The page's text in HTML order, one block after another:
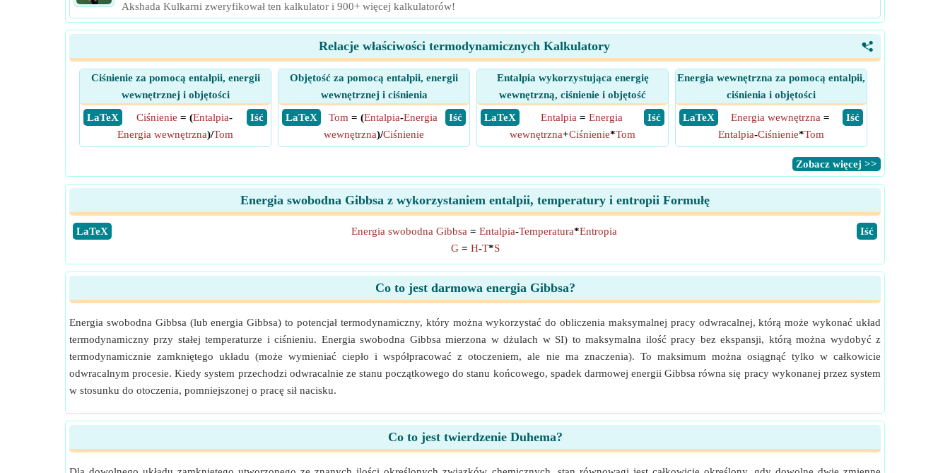
Akshada Kulkarni zweryfikował ten kalkulator i 900+ więcej kalkulatorów!
<
Relacje właściwości termodynamicznych Kalkulatory
Ciśnienie za pomocą entalpii, energii
wewnętrznej i objętości
​ LaTeX
​ Iść
Ciśnienie = (Entalpia-
Energia wewnętrzna)/Tom
Objętość za pomocą entalpii, energii
wewnętrznej i ciśnienia
​ LaTeX
​ Iść
Tom = (Entalpia-Energia
wewnętrzna)/Ciśnienie
Entalpia wykorzystująca energię
wewnętrzną, ciśnienie i objętość
​ LaTeX
​ Iść
Entalpia = Energia
wewnętrzna+Ciśnienie*Tom
Energia wewnętrzna za pomocą entalpii,
ciśnienia i objętości
​ LaTeX
​ Iść
Energia wewnętrzna =
Entalpia-Ciśnienie*Tom
​Zobacz więcej >>
Energia swobodna Gibbsa z wykorzystaniem entalpii, temperatury i entropii Formułę
​LaTeX ​Iść
Energia swobodna Gibbsa = Entalpia-Temperatura*Entropia
G= H-T*S
Co to jest darmowa energia Gibbsa?
Energia swobodna Gibbsa (lub energia Gibbsa) to potencjał termodynamiczny, który można wykorzystać do obliczenia maksymalnej pracy odwracalnej, którą może wykonać układ
termodynamiczny przy stałej temperaturze i ciśnieniu. Energia swobodna Gibbsa mierzona w dżulach w SI) to maksymalna ilość pracy bez ekspansji, którą można wydobyć z
termodynamicznie zamkniętego układu (może wymieniać ciepło i współpracować z otoczeniem, ale nie ma znaczenia). To maksimum można osiągnąć tylko w całkowicie
odwracalnym procesie. Kiedy system przechodzi odwracalnie ze stanu początkowego do stanu końcowego, spadek darmowej energii Gibbsa równa się pracy wykonanej przez system
w stosunku do otoczenia, pomniejszonej o pracę sił nacisku.
Co to jest twierdzenie Duhema?